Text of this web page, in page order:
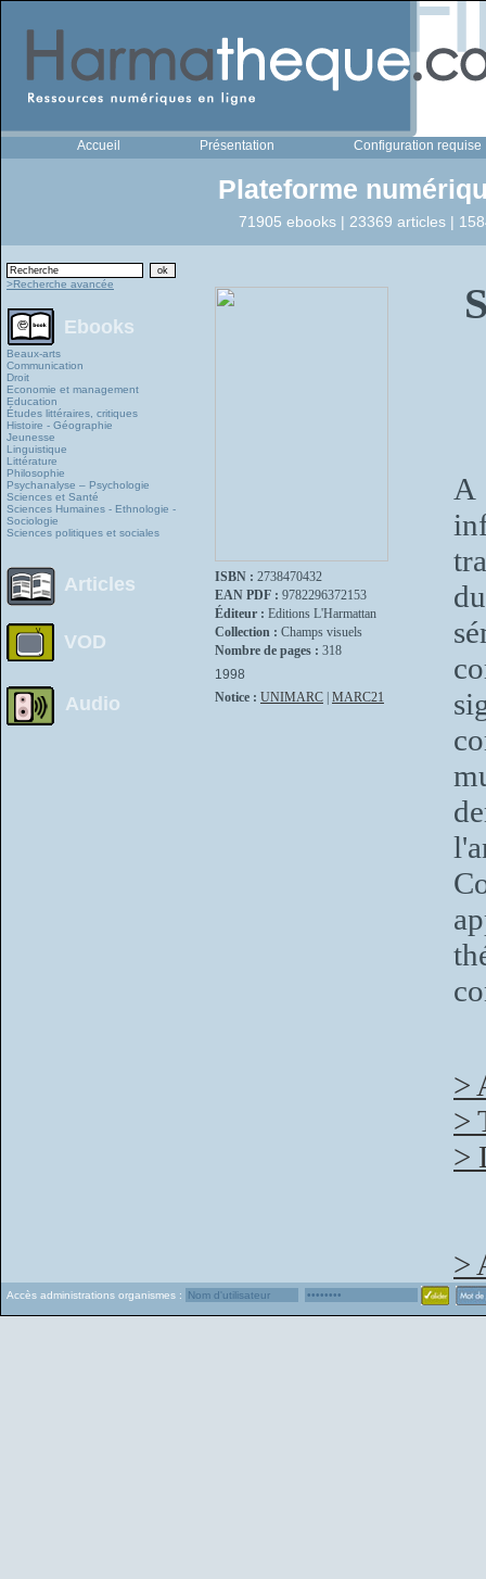
Accueil Présentation Configuration requise
Plateforme
71905 ebooks | 23369 articles |
>Recherche avancée
Ebooks
Beaux-arts
Communication
Droit
Economie et management
Education
Études littéraires, critiques
Histoire - Géographie
Jeunesse
Linguistique
Littérature
Philosophie
Psychanalyse – Psychologie
Sciences et Santé
Sciences Humaines - Ethnologie -
Sociologie
Sciences politiques et sociales
Articles
VOD
Audio
ISBN : 2738470432
EAN PDF : 9782296372153
Éditeur : Editions L'Harmattan
Collection : Champs visuels
Nombre de pages : 318
1998
Notice : UNIMARC MARC21
A
>
>
>
>
Accès administrations organismes :